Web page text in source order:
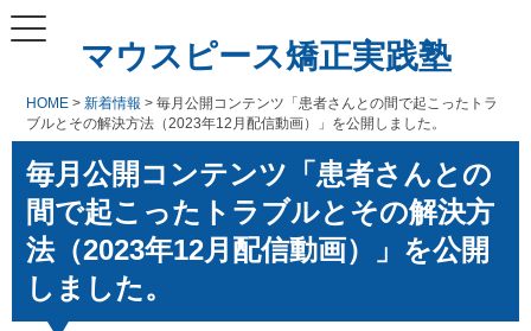
マウスピース矯正実践塾
HOME >新着情報 > 毎月公開コンテンツ「患者さんとの間で起こったトラ
ブルとその解決方法（2023年12月配信動画）」を公開しました。
毎月公開コンテンツ「患者さんとの
間で起こったトラブルとその解決方
法（2023年12月配信動画）」を公開
しました。